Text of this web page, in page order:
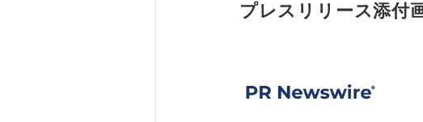
プレスリリース添付